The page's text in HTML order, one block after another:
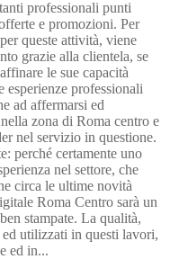
professionali punti
e promozioni. Per
queste attività, viene
grazie alla clientela, se
le sue capacità
esperienze professionali
ad affermarsi ed
zona di Roma centro e
nel servizio in questione.
perché certamente uno
nel settore, che
circa le ultime novità
Roma Centro sarà un
stampate. La qualità,
utilizzati in questi lavori,
ed in...